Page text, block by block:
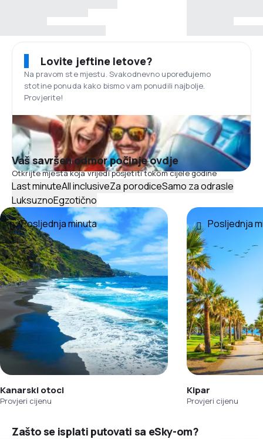
Lovite jeftine letove?
Na pravom ste mjestu. Svakodnevno upoređujemo
stotine ponuda kako bismo vam ponudili najbolje.
Provjerite!
Vaš savršen odmor počinje ovdje
Otkrijte mjesta koja vrijedi posjetiti tokom cijele godine
Last minuteAll inclusiveZa porodiceSamo za odrasle
LuksuznoEgzotično
Posljednja minuta
Kanarski otoci
Provjeri cijenu
Posljednja
Kipar
Provjeri cijenu
Zašto se isplati putovati sa eSky-om?